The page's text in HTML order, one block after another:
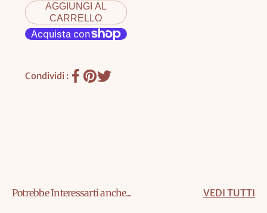
AGGIUNGI AL
CARRELLO
Condividi :
Potrebbe Interessarti anche... VEDI TUTTI